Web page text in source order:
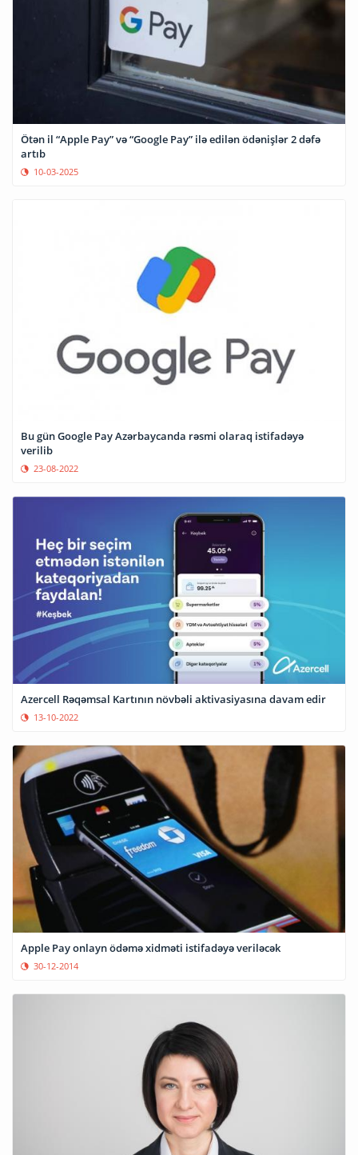
Ötən il “Apple Pay” və “Google Pay” ilə edilən ödənişlər 2 dəfə
artıb
10-03-2025
Bu gün Google Pay Azərbaycanda rəsmi olaraq istifadəyə
verilib
23-08-2022
Azercell Rəqəmsal Kartının növbəli aktivasiyasına davam edir
13-10-2022
Apple Pay onlayn ödəmə xidməti istifadəyə veriləcək
30-12-2014